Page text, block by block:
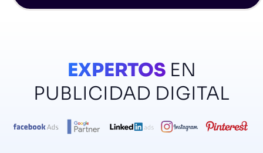
EXPERTOSEN
PUBLICIDAD DIGITAL